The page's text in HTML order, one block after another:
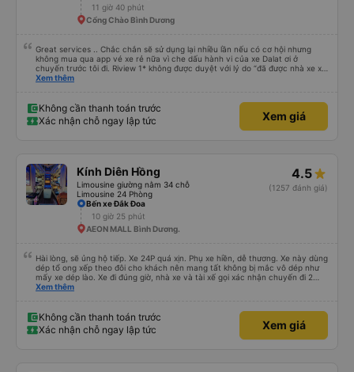
11 giờ 40 phút
Cổng Chào Bình Dương
Great services .. Chắc chắn sẽ sử dụng lại nhiều lần nếu có cơ hội nhưng
không mua qua app vé xe rẻ nữa vì che dấu hành vi của xe Dalat ơi ở
chuyến trước tôi đi. Riview 1* không được duyệt với lý do “đã được nhà xe xử
lý với khách hàng” trong khi tôi là khách hàng và trải nghiệm của tôi lại nói là
Chúng tôi cũng sẽ viết bài trên các nền tảng về trải nghiệm của tôi cả về
Dalat lẫn vé xe rẻ. Xin cảm ơn.
Xem thêm
Không cần thanh toán trước
Xác nhận chỗ ngay lập tức
Xem giá
Kính Diên Hồng
Limousine giường nằm 34 chỗ
Limousine 24 Phòng
4.5
(1257 đánh giá)
Bến xe Đắk Đoa
10 giờ 25 phút
AEON MALL Bình Dương.
Hài lòng, sẽ ủng hộ tiếp. Xe 24P quá xịn. Phụ xe hiền, dễ thương. Xe này dùng
dép tổ ong xếp theo đôi cho khách nên mang tất không bị mắc vô dép như
mấy xe dép lào. Xe đi đúng giờ, nhà xe và tài xế gọi xác nhận chuyến đi 2
cuộc trong buổi sáng ngày đi. Gần tới giờ đi khách nào chưa ra kịp phụ xe có
thì không thấy tài xế hút thuốc. Nói chung là nên đi xe 24P nhà này.
Xem thêm
Không cần thanh toán trước
Xác nhận chỗ ngay lập tức
Xem giá